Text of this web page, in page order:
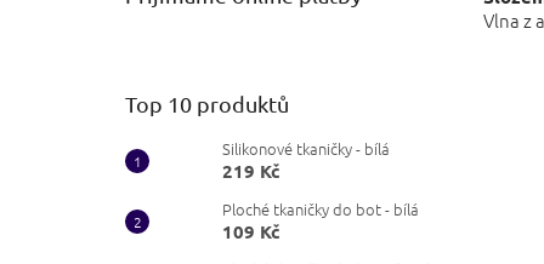
Top 10 produktů
Silikonové tkaničky - bílá
219 Kč
Ploché tkaničky do bot - bílá
109 Kč
Vlna z